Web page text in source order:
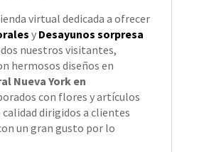
virtual dedicada a ofrecer
y Desayunos sorpresa
nuestros visitantes,
hermosos diseños en
Nueva York en
con flores y artículos
dirigidos a clientes
un gran gusto por lo